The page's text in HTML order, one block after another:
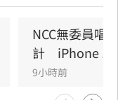
NCC無委員唱獨
計　iPhone 18
9小時前